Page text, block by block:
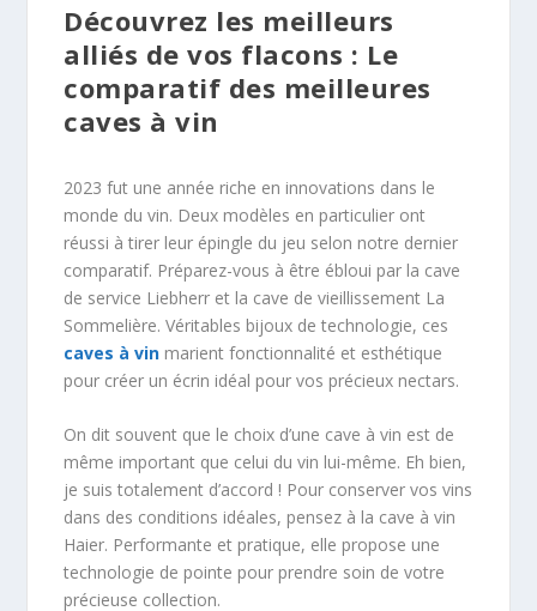
Découvrez les meilleurs
alliés de vos flacons : Le
comparatif des meilleures
caves à vin
2023 fut une année riche en innovations dans le
monde du vin. Deux modèles en particulier ont
réussi à tirer leur épingle du jeu selon notre dernier
comparatif. Préparez-vous à être ébloui par la cave
de service Liebherr et la cave de vieillissement La
Sommelière. Véritables bijoux de technologie, ces
caves à vin marient fonctionnalité et esthétique
pour créer un écrin idéal pour vos précieux nectars.
On dit souvent que le choix d’une cave à vin est de
même important que celui du vin lui-même. Eh bien,
je suis totalement d’accord ! Pour conserver vos vins
dans des conditions idéales, pensez à la cave à vin
Haier. Performante et pratique, elle propose une
technologie de pointe pour prendre soin de votre
précieuse collection.